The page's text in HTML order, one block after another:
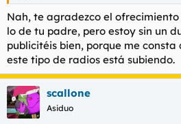
Nah, te agradezco el
lo de tu padre, pero estoy sin un
publicitéis bien, porque me
este tipo de radios está subiendo.
scallone
Asiduo